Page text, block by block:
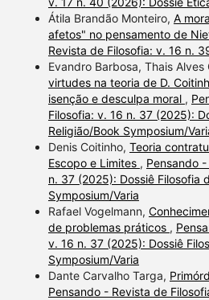
Átila Brandão Monteiro, A
afetos" no pensamento de
Revista de Filosofia: v. 16 n.
Evandro Barbosa, Thais Alves
virtudes na teoria de D.
isenção e desculpa moral ,
Filosofia: v. 16 n. 37 (2025):
Religião/Book Symposium/
Denis Coitinho, Teoria
Escopo e Limites , Pensando
n. 37 (2025): Dossiê Filosofia
Symposium/Varia
Rafael Vogelmann,
de problemas práticos ,
v. 16 n. 37 (2025): Dossiê
Symposium/Varia
Dante Carvalho Targa,
Pensando - Revista de